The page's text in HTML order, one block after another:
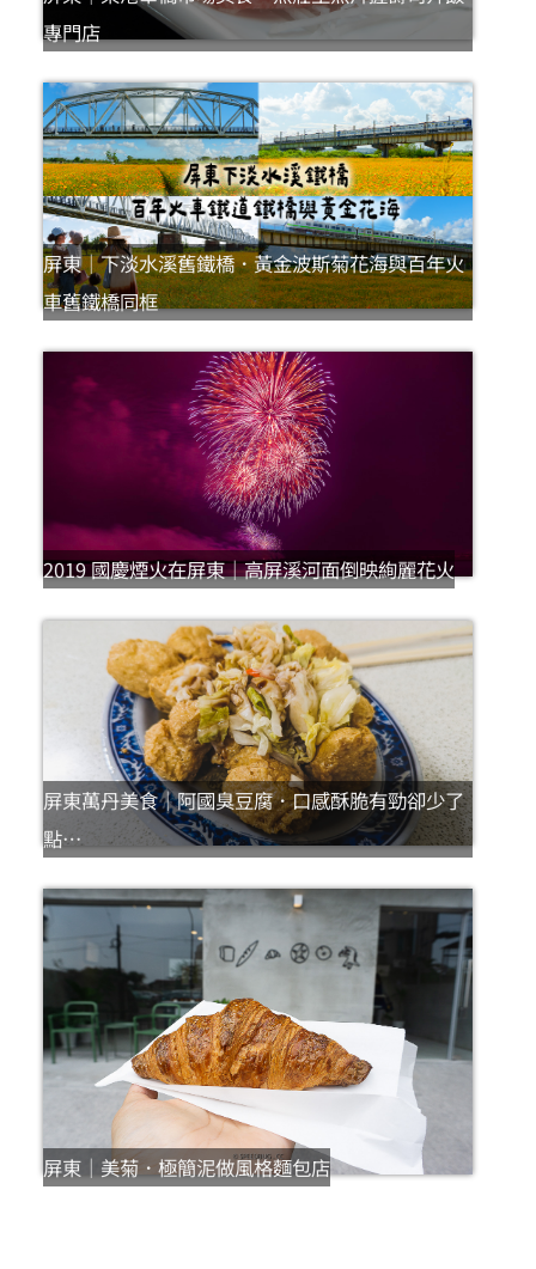
專門店
屏東｜下淡水溪舊鐵橋．黃金波斯菊花海與百年火
車舊鐵橋同框
2019 國慶煙火在屏東｜高屏溪河面倒映絢麗花火
屏東萬丹美食｜阿國臭豆腐．口感酥脆有勁卻少了
點…
屏東｜美菊．極簡泥做風格麵包店